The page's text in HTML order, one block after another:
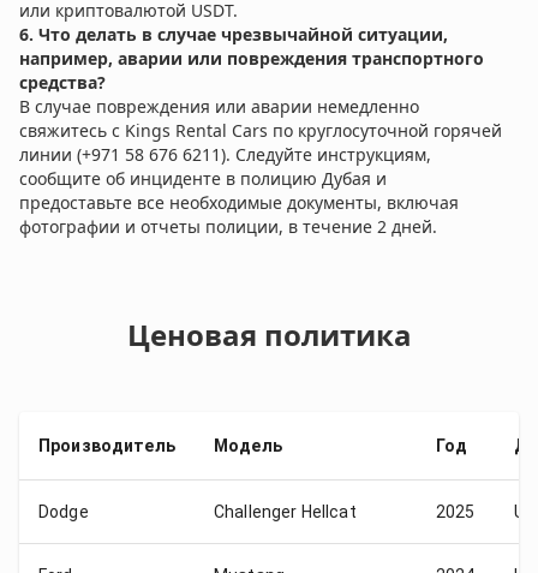
или криптовалютой USDT.
6. Что делать в случае чрезвычайной ситуации,
например, аварии или повреждения транспортного
средства?
В случае повреждения или аварии немедленно
свяжитесь с Kings Rental Cars по круглосуточной горячей
линии (+971 58 676 6211). Следуйте инструкциям,
сообщите об инциденте в полицию Дубая и
предоставьте все необходимые документы, включая
фотографии и отчеты полиции, в течение 2 дней.
Ценовая политика
Производитель Модель Год
Dodge Сhallenger Hellcat 2025